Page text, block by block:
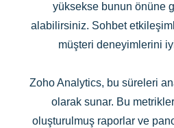
yüksekse bunun önüne
alabilirsiniz. Sohbet
müşteri deneyimlerini
Zoho Analytics, bu süreleri
olarak sunar. Bu
oluşturulmuş raporlar ve